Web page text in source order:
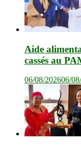
Aide
cassés au
06/08/202606/